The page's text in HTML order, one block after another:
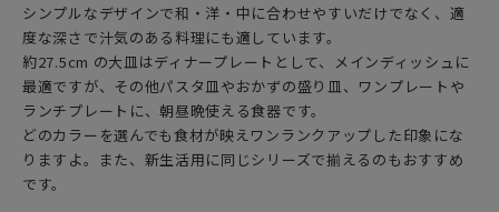
シンプルなデザインで和・洋・中に合わせやすいだけでなく、適
度な深さで汁気のある料理にも適しています。
約27.5cm の大皿はディナープレートとして、メインディッシュに
最適ですが、その他パスタ皿やおかずの盛り皿、ワンプレートや
ランチプレートに、朝昼晩使える食器です。
どのカラーを選んでも食材が映えワンランクアップした印象にな
りますよ。また、新生活用に同じシリーズで揃えるのもおすすめ
です。